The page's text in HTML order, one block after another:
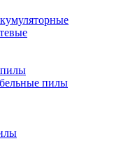
пилы
пилы